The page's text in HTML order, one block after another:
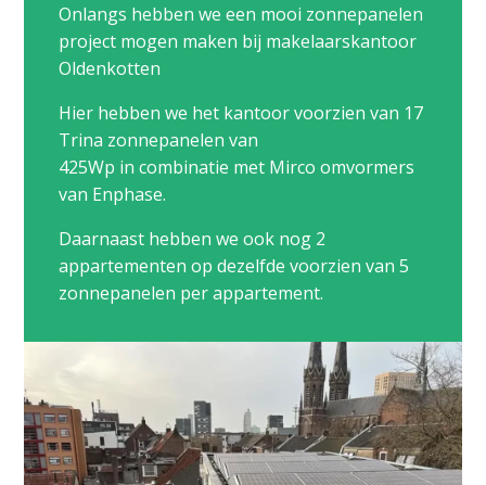
​Onlangs hebben we een mooi zonnepanelen
project mogen maken bij makelaarskantoor
Oldenkotten
Hier hebben we het kantoor voorzien van 17
Trina zonnepanelen van
425Wp in combinatie met Mirco omvormers
van Enphase.
Daarnaast hebben we ook nog 2
appartementen op dezelfde voorzien van 5
zonnepanelen per appartement.